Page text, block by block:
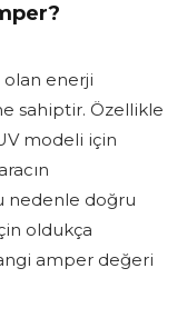
olan enerji
sahiptir. Özellikle
modeli için
nedenle doğru
oldukça
amper değeri